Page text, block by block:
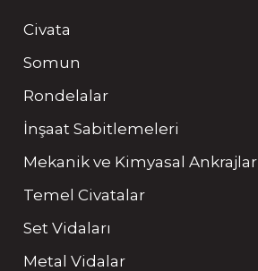
Civata
Somun
Rondelalar
İnşaat Sabitlemeleri
Mekanik ve Kimyasal Ankrajlar
Temel Civatalar
Set Vidaları
Metal Vidalar